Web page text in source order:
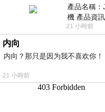
產品名稱
機 產品資
耳機評語：
21 小時前
内向
内向？那只是因为我不喜欢你！
21 小時前